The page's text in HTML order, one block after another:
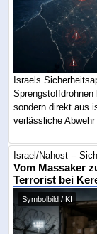
Israels
Sprengstoffdrohnen
sondern direkt aus
verlässliche
Israel/Nahost --
Vom Massaker
Terrorist bei
Symbolbild / KI